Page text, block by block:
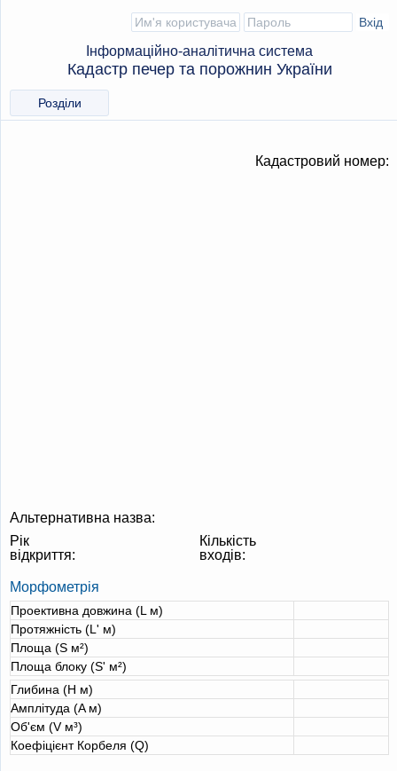
Інформаційно-аналітична система
Кадастр печер та порожнин України
Розділи
Кадастровий номер:
Альтернативна назва:
Рік
відкриття:
Кількість
входів:
Морфометрія
Проективна довжина (L м)
Протяжність (L' м)
Площа (S м²)
Площа блоку (S' м²)
Глибина (H м)
Амплітуда (A м)
Об'єм (V м³)
Коефіцієнт Корбеля (Q)